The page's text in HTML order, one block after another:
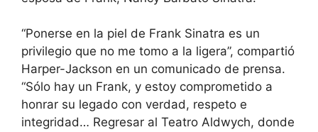
“Ponerse en la piel de Frank Sinatra es un
privilegio que no me tomo a la ligera”, compartió
Harper-Jackson en un comunicado de prensa.
“Sólo hay un Frank, y estoy comprometido a
honrar su legado con verdad, respeto e
integridad… Regresar al Teatro Aldwych, donde